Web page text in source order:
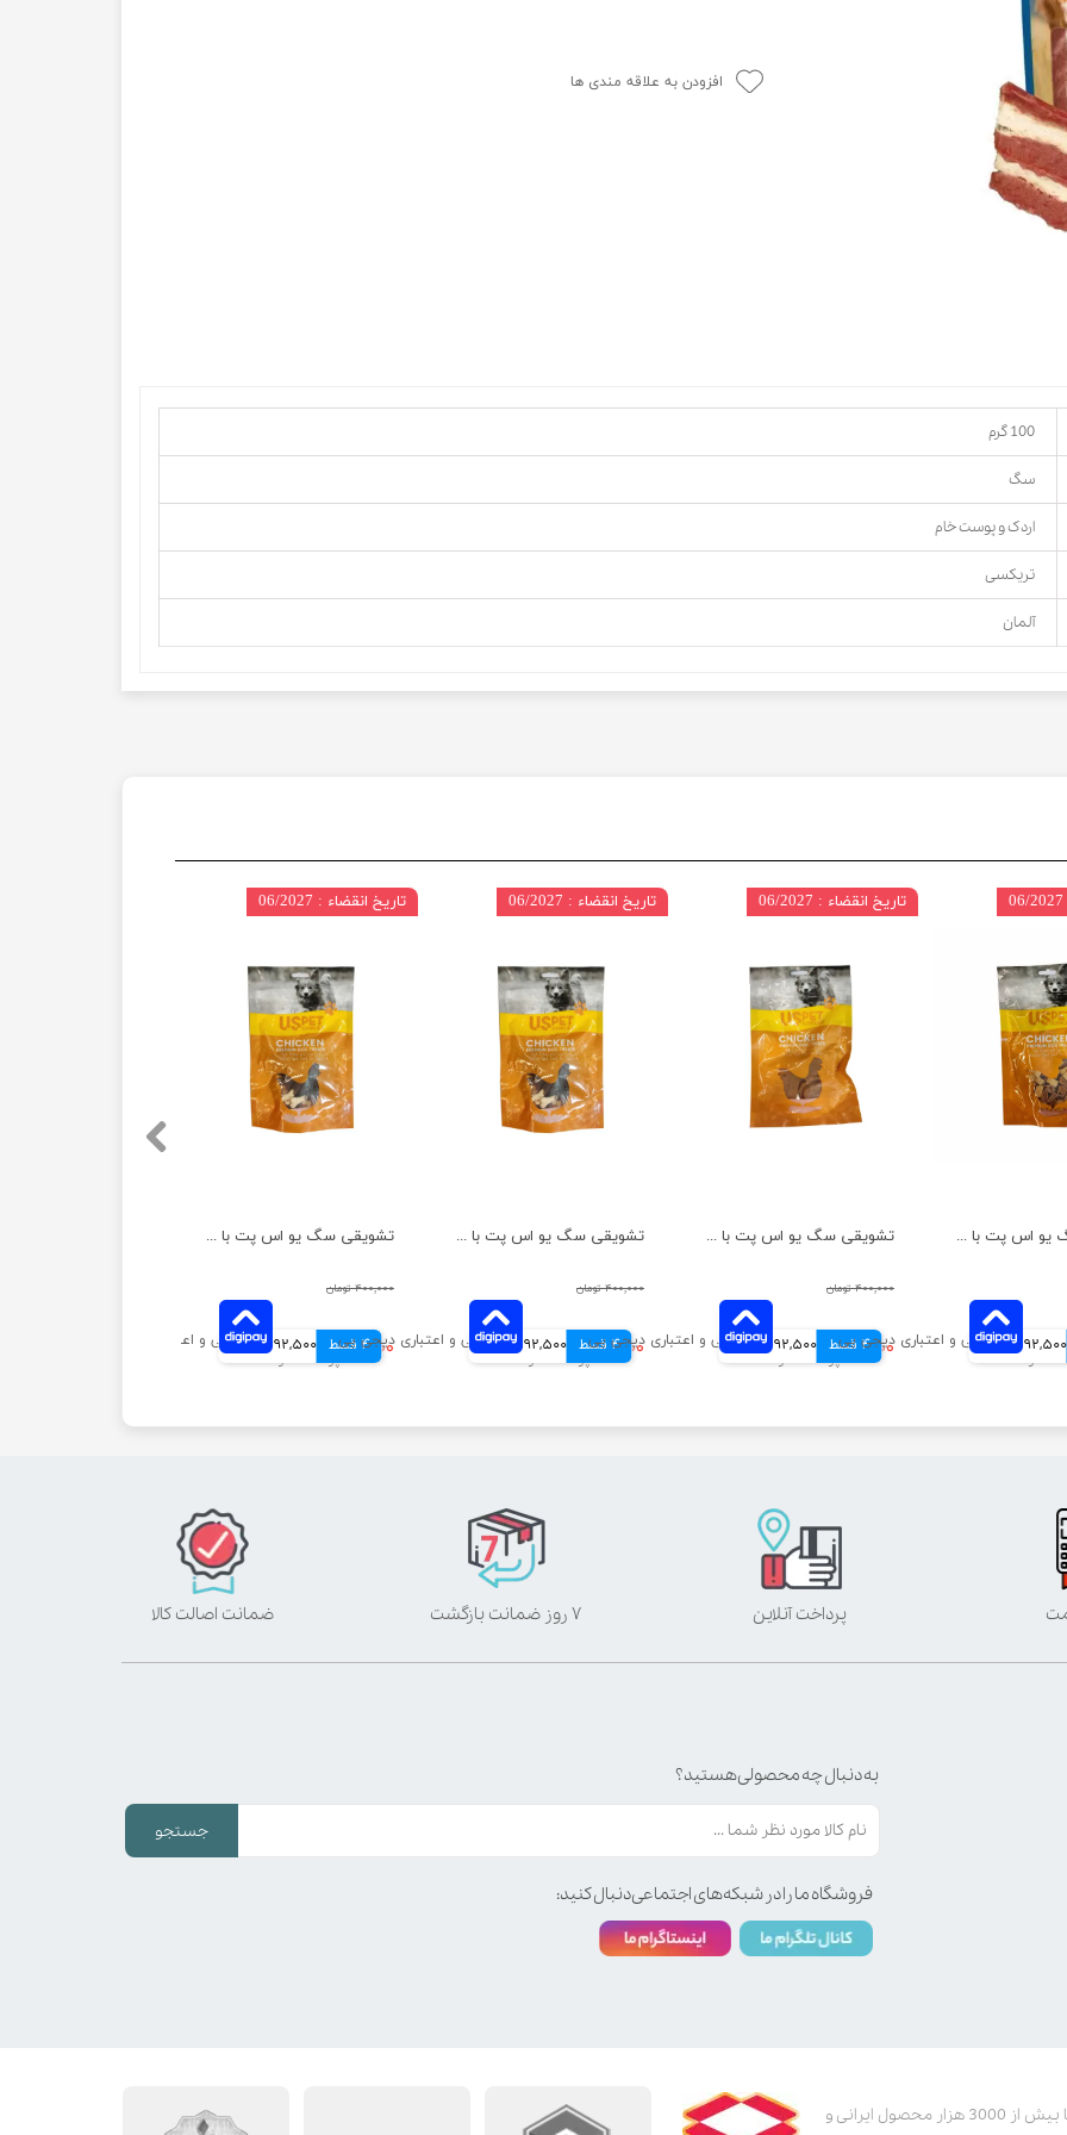
گربه
بچه گربه
گربه
سگ
افزودن به علاقه مندی ها
100 گرم
سگ
اردک و پوست خام
تریکسی
آلمان
تشویقی سگ یو اس پت با گوشت مرغ مدل کتف مرغ وزن 100 گرم
۴۰۰,۰۰۰ تومان
۳۷۰,۰۰۰ تومان
4 قسط 92,500 تومانی
تاریخ انقضاء : 06/2027
تشویقی سگ یو اس پت با گوشت مرغ مدل مینی استیک وزن 100 گرم
۴۰۰,۰۰۰ تومان
۳۷۰,۰۰۰ تومان
4 قسط 92,500 تومانی
تاریخ انقضاء : 06/2027
تشویقی سگ یو اس پت با گوشت مرغ مدل سوشی وزن 100 گرم
۴۰۰,۰۰۰ تومان
۳۷۰,۰۰۰ تومان
4 قسط 92,500 تومانی
تاریخ انقضاء : 06/2027
تشویقی سگ یو اس پت با گوشت مرغ مدل رول ماهی وزن 100 گرم
92,500 تومانی
پت استور به عنوان یکی از قدیمی‌ترین پت شاپ های اینترنتی با بیش از 3000 هزار محصول ایرانی و
پرداخت آنلاین ۷ روز ضمانت بازگشت ضمانت اصالت کالا
به دنبال چه محصولی هستید؟
جستجو
فروشگاه ما را در شبکه‌های اجتماعی دنبال کنید: